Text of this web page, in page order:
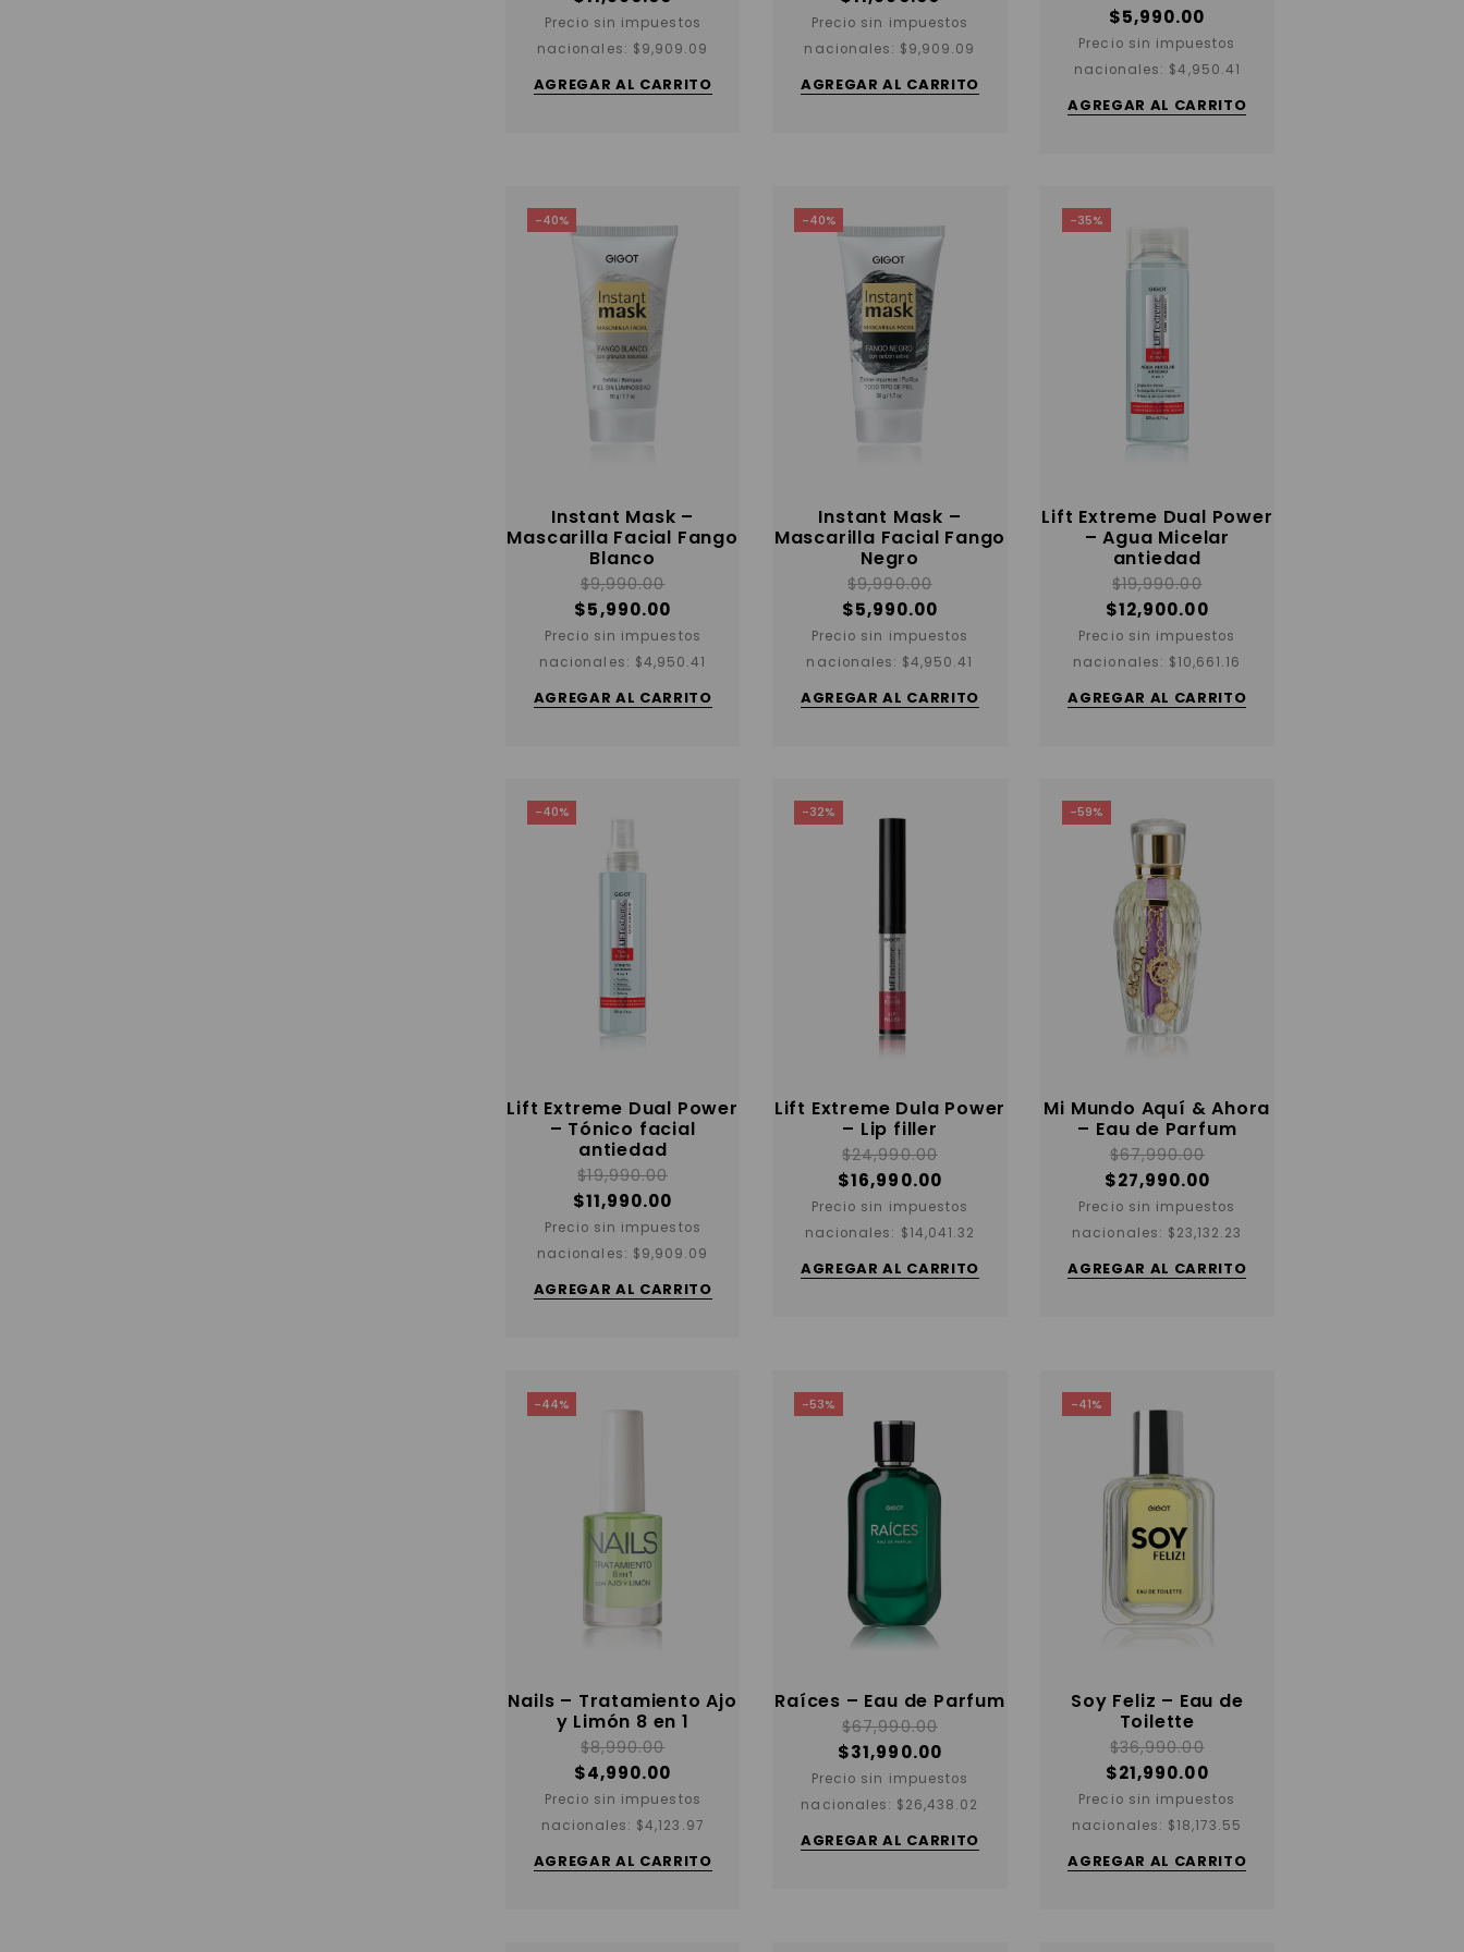
Precio sin impuestos
nacionales: $9,909.09
AGREGAR AL CARRITO
Precio sin impuestos
nacionales: $9,909.09
AGREGAR AL CARRITO
$5,990.00
Precio sin impuestos
nacionales: $4,950.41
AGREGAR AL CARRITO
-40%
Instant Mask –
Mascarilla Facial Fango
Blanco
$9,990.00
$5,990.00
Precio sin impuestos
nacionales: $4,950.41
AGREGAR AL CARRITO
-40%
Instant Mask –
Mascarilla Facial Fango
Negro
$9,990.00
$5,990.00
Precio sin impuestos
nacionales: $4,950.41
AGREGAR AL CARRITO
-35%
Lift Extreme Dual Power
– Agua Micelar
antiedad
$19,990.00
$12,900.00
Precio sin impuestos
nacionales: $10,661.16
AGREGAR AL CARRITO
-40%
Lift Extreme Dual Power
– Tónico facial
antiedad
$19,990.00
$11,990.00
Precio sin impuestos
nacionales: $9,909.09
AGREGAR AL CARRITO
-32%
Lift Extreme Dula Power
– Lip filler
$24,990.00
$16,990.00
Precio sin impuestos
nacionales: $14,041.32
AGREGAR AL CARRITO
-59%
Mi Mundo Aquí & Ahora
– Eau de Parfum
$67,990.00
$27,990.00
Precio sin impuestos
nacionales: $23,132.23
AGREGAR AL CARRITO
-44%
Nails – Tratamiento Ajo
y Limón 8 en 1
$8,990.00
$4,990.00
Precio sin impuestos
nacionales: $4,123.97
AGREGAR AL CARRITO
-53%
Raíces – Eau de Parfum
$67,990.00
$31,990.00
Precio sin impuestos
nacionales: $26,438.02
AGREGAR AL CARRITO
-41%
Soy Feliz – Eau de
Toilette
$36,990.00
$21,990.00
Precio sin impuestos
nacionales: $18,173.55
AGREGAR AL CARRITO